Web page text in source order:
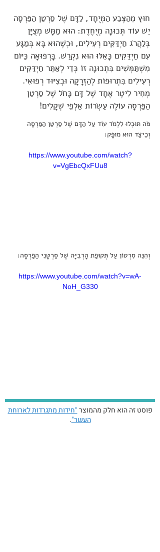
חוּץ מֵהַצֶּבַע הַמְּיֻחָד, לַדָּם שֶׁל סַרְטַן הַפַּרְסָה
יֵשׁ עוֹד תְּכוּנָה מְיֻחֶדֶת: הוּא מַמָּשׁ מְצֻיָּן
בְּלַהֲרֹג חַיְדַּקִּים רְעִילִים, וּכְשֶׁהוּא בָּא בְּמַגָּע
עִם חַיְדַּקִּים כָּאֵלּוּ הוּא נִקְרַשׁ. בָּרְפוּאָה כַּיּוֹם
מִשְׁתַּמְּשִׁים בִּתְכוּנָה זוֹ כְּדֵי לְאַתֵּר חַיְדַּקִּים
רְעִילִים בִּתְרוּפוֹת לְהַזְרָקָה וּבְצִיּוּד רְפוּאִי.
מְחִיר לִיטֶר אֶחָד שֶׁל דָּם כָּחֹל שֶׁל סַרְטַן
הַפַּרְסָה עוֹלֶה עַשְׂרוֹת אַלְפֵי שְׁקָלִים!
פֹּה תּוּכְלוּ לִלְמֹד עוֹד עַל הַדָּם שֶׁל סַרְטַן הַפַּרְסָה
וְכֵיצַד הוּא מוּפָק:
https://www.youtube.com/watch?
v=VgEbcQxFUu8
וְהִנֵּה סִרְטוֹן עַל תְּקוּפַת הָרְבִיָּה שֶׁל סַרְטָנִי הַפַּרְסָה:
https://www.youtube.com/watch?v=wA-
NoH_G330
פוסט זה הוא חלק מהמוצר"חידות מתגרדות לארוחת
העשר".